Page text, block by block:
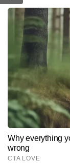
और अब भी नहीं
सच के साथ जीना
आप ये वक्त किसी
Hindi News